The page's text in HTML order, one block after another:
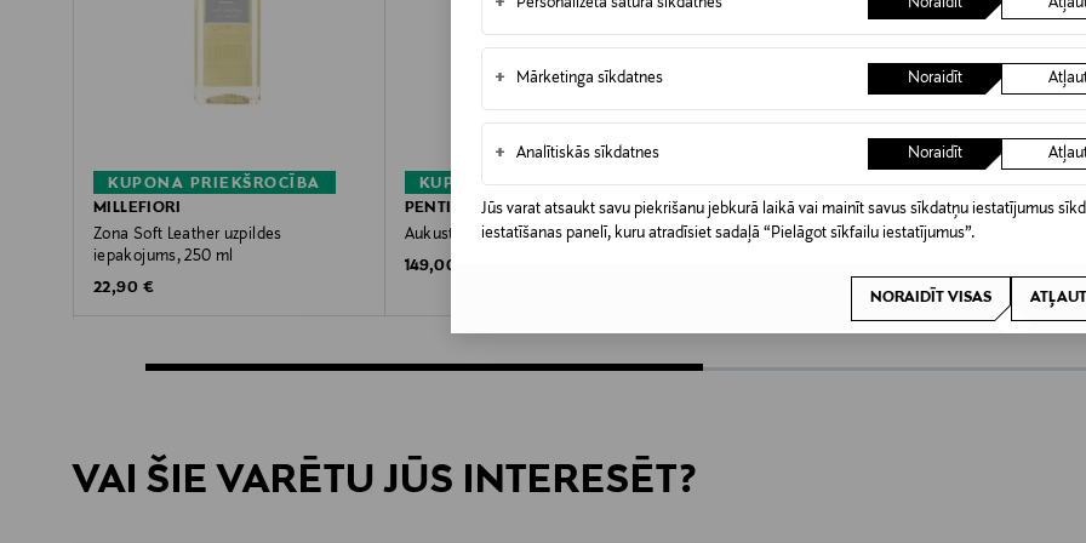
Personalizēta satura sīkdatnes Noraidīt
+ Mārketinga sīkdatnes Noraidīt
+ Analītiskās sīkdatnes Noraidīt
Jūs varat atsaukt savu piekrišanu jebkurā laikā vai mainīt savus sīkdatņu iestatījumus
iestatīšanas panelī, kuru atradīsiet sadaļā “Pielāgot sīkfailu iestatījumus”.
NORAIDĪT VISAS
KUPONA PRIEKŠROCĪBA
MILLEFIORI
Zona Soft Leather uzpildes
iepakojums, 250 ml
Original Price
22,90 €
KUPONA PRIEKŠROCĪBA
PENTIK
Aukusti vilnas pleds 130 x 170 cm
Original Price
149,00 €
KUPONA PRIEKŠROCĪBA
MAX BENJAMIN
True Lavender difuzors 150 ml
Lucca
VAI ŠIE VARĒTU JŪS INTERESĒT?